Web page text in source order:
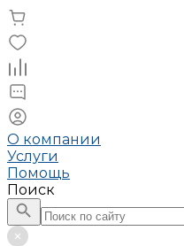
О компании
Услуги
Помощь
Поиск